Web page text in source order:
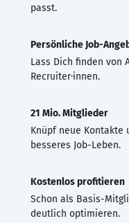
passt.
Persönliche Job-
Lass Dich finden von
Recruiter·innen.
21 Mio. Mitglieder
Knüpf neue
besseres Job-Leben.
Kostenlos profitieren
Schon als Basis-
deutlich optimieren.